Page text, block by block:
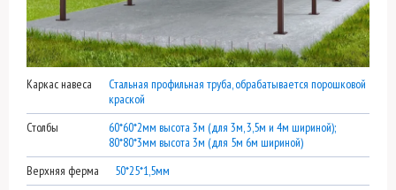
Каркас навеса
Стальная профильная труба, обрабатывается порошковой
краской
Столбы
60*60*2мм высота 3м (для 3м, 3,5м и 4м шириной);
80*80*3мм высота 3м (для 5м 6м шириной)
Верхняя ферма
50*25*1,5мм